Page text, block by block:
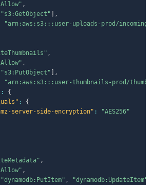
,
"s3:GetObject"
,
"arn:aws:s3:::user-uploads-prod/incoming/
,
,
"s3:PutObject"
,
"arn:aws:s3:::user-thumbnails-prod/
:
{
:
{
server-side-encryption" :
"AES256"
,
,
"dynamodb:PutItem" , "dynamodb:UpdateItem"